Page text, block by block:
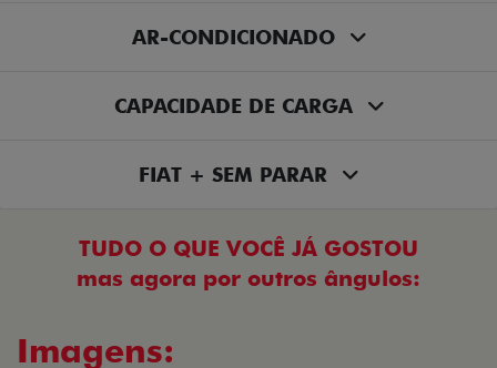
AR-CONDICIONADO
CAPACIDADE DE CARGA
FIAT + SEM PARAR
TUDO O QUE VOCÊ JÁ GOSTOU
mas agora por outros ângulos:
Imagens: